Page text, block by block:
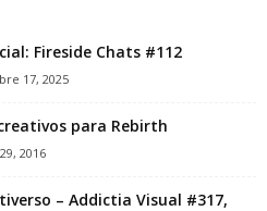
Fireside Chats #112
17, 2025
para Rebirth
2016
– Addictia Visual #317,